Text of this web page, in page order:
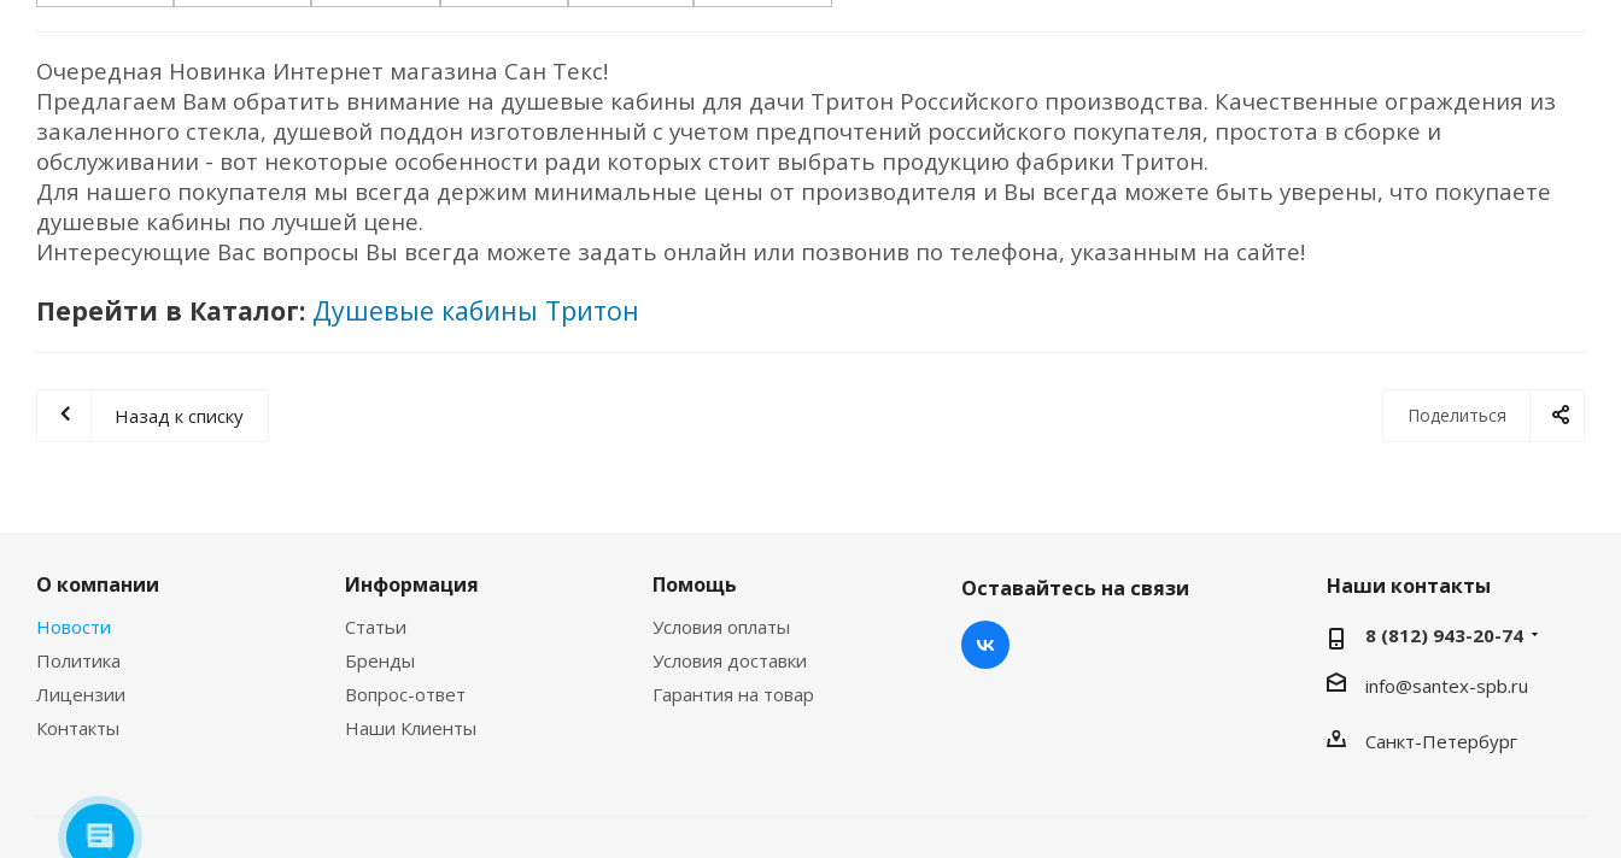
Очередная Новинка Интернет магазина Сан Текс!
Предлагаем Вам обратить внимание на душевые кабины для дачи Тритон Российского производства. Качественные ограждения из
закаленного стекла, душевой поддон изготовленный с учетом предпочтений российского покупателя, простота в сборке и
обслуживании - вот некоторые особенности ради которых стоит выбрать продукцию фабрики Тритон.
Для нашего покупателя мы всегда держим минимальные цены от производителя и Вы всегда можете быть уверены, что покупаете
душевые кабины по лучшей цене.
Интересующие Вас вопросы Вы всегда можете задать онлайн или позвонив по телефона, указанным на сайте!
Перейти в Каталог: Душевые кабины Тритон
Поделиться
Назад к списку
О компании
Новости
Политика
Лицензии
Контакты
Информация
Статьи
Бренды
Вопрос-ответ
Наши Клиенты
Помощь
Условия оплаты
Условия доставки
Гарантия на товар
Оставайтесь на связи Наши контакты
8 (812) 943-20-74
info@santex-spb.ru
Санкт-Петербург